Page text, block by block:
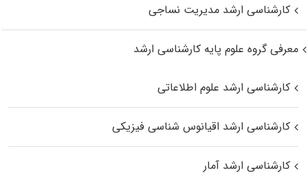
کارشناسی ارشد مدیریت نساجی
معرفی گروه علوم پایه کارشناسی ارشد
کارشناسی ارشد علوم اطلاعاتی
کارشناسی ارشد اقیانوس‌ شناسی فیزیکی
کارشناسی ارشد آمار